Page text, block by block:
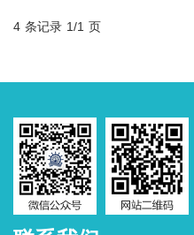
4 条记录 1/1 页